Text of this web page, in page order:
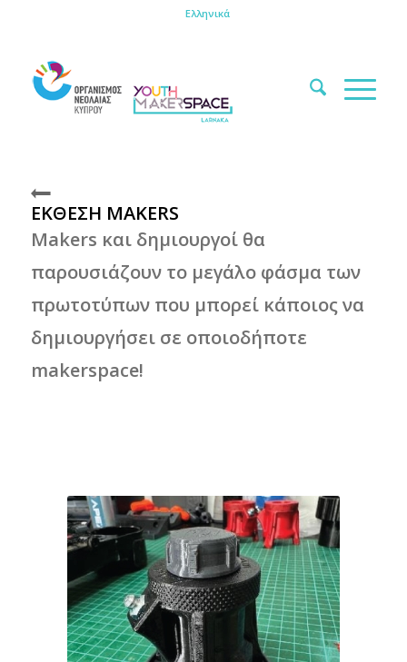
Ελληνικά
ΕΚΘΕΣΗ MAKERS
Makers και δημιουργοί θα
παρουσιάζουν το μεγάλο φάσμα των
πρωτοτύπων που μπορεί κάποιος να
δημιουργήσει σε οποιοδήποτε
makerspace!